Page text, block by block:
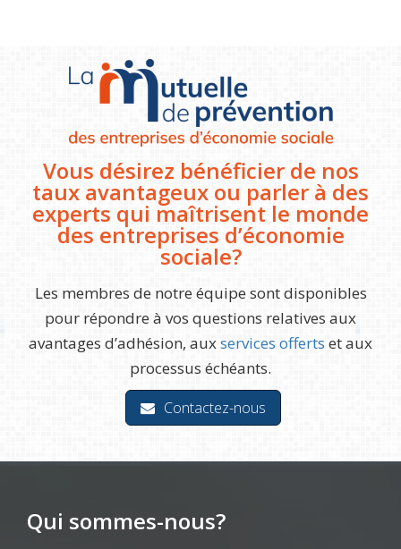
Vous désirez bénéficier de nos
taux avantageux ou parler à des
experts qui maîtrisent le monde
des entreprises d’économie
sociale?
Les membres de notre équipe sont disponibles
pour répondre à vos questions relatives aux
avantages d’adhésion, auxservices offerts et aux
processus échéants.
Contactez-nous
Qui sommes-nous?